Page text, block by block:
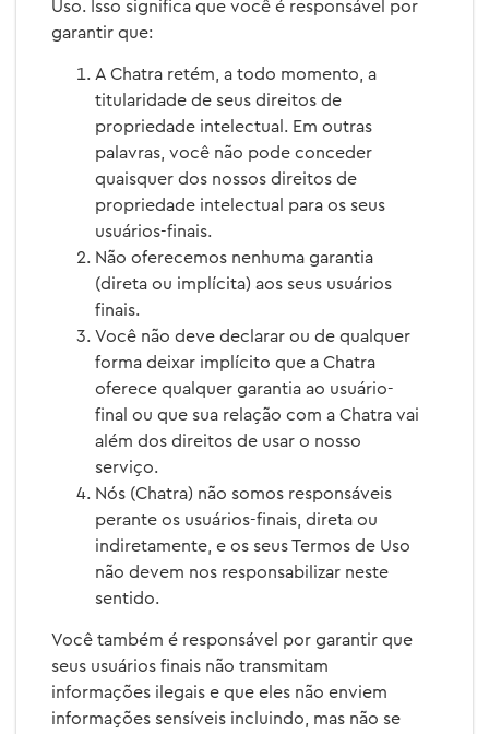
Uso. Isso significa que você é responsável por
garantir que:
A Chatra retém, a todo momento, a
titularidade de seus direitos de
propriedade intelectual. Em outras
palavras, você não pode conceder
quaisquer dos nossos direitos de
propriedade intelectual para os seus
usuários-finais.
Não oferecemos nenhuma garantia
(direta ou implícita) aos seus usuários
finais.
Você não deve declarar ou de qualquer
forma deixar implícito que a Chatra
oferece qualquer garantia ao usuário-
final ou que sua relação com a Chatra vai
além dos direitos de usar o nosso
serviço.
Nós (Chatra) não somos responsáveis
perante os usuários-finais, direta ou
indiretamente, e os seus Termos de Uso
não devem nos responsabilizar neste
sentido.
Você também é responsável por garantir que
seus usuários finais não transmitam
informações ilegais e que eles não enviem
informações sensíveis incluindo, mas não se